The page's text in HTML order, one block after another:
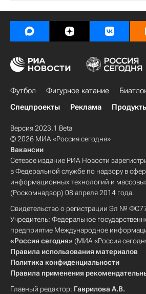
Футбол Фигурное катание
Спецпроекты
Реклама
Версия 2023.1 Beta
© 2026 МИА «Россия сегодня»
Вакансии
Сетевое издание РИА Новости
в Федеральной службе по надзору в
информационных технологий и
(Роскомнадзор) 08 апреля 2014 года.
Свидетельство о регистрации Эл №
Учредитель: Федеральное
предприятие Международное
«Россия сегодня» (МИА «Россия
Правила использования материалов
Политика конфиденциальности
Правила применения
Главный редактор: Гаврилова А.В.